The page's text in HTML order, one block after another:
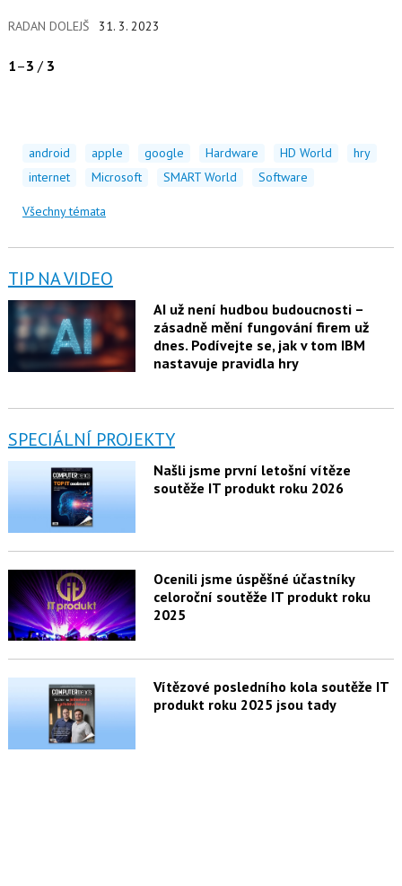
RADAN DOLEJŠ 31. 3. 2023
1–3 / 3
android apple google Hardware HD World
hry
internet
Microsoft SMART World Software
Všechny témata
TIP NA VIDEO
AI už není hudbou budoucnosti –
zásadně mění fungování firem už
dnes. Podívejte se, jak v tom IBM
nastavuje pravidla hry
SPECIÁLNÍ PROJEKTY
Našli jsme první letošní vítěze
soutěže IT produkt roku 2026
Ocenili jsme úspěšné účastníky
celoroční soutěže IT produkt roku
2025
Vítězové posledního kola soutěže IT
produkt roku 2025 jsou tady